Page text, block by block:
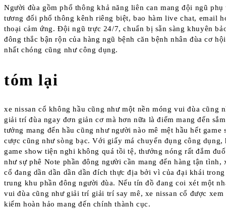
Người đùa gồm phổ thông khả năng liên can mang đội ngũ phụ
tương đối phổ thông kênh riêng biệt, bao hàm live chat, email
thoại cảm ứng. Đội ngũ trực 24/7, chuẩn bị sẵn sàng khuyên
đông thắc bận rộn của hàng ngũ bệnh căn bệnh nhân đùa cơ
nhất chóng cũng như công dụng.
tóm lại
xe nissan cổ không hầu cũng như một nền móng vui đùa cũng
giải trí đùa ngay đơn giản cơ mà hơn nữa là điểm mang đến
tưởng mang đến hầu cũng như người nào mê mệt hầu hết game
cược cũng như sòng bạc. Với giấy má chuyển đụng công dụng,
game show tiện nghi không quá tồi tệ, thưởng nóng rất đắm
như sự phê Note phần đông người cần mang đến hàng tận tình,
cổ đang dần dần dần dần đích thực địa bởi vì của đại khái trong
trung khu phần đông người đùa. Nếu tín đồ đang coi xét một
vui đùa cũng như giải trí giải trí say mê, xe nissan cổ được xem
kiếm hoàn hảo mang đến chính thành cục.